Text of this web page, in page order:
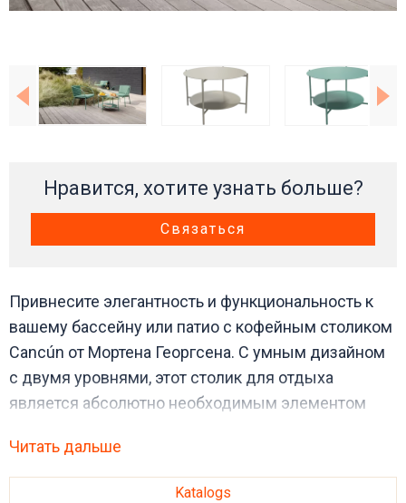
Нравится, хотите узнать больше?
Связаться
Привнесите элегантность и функциональность к
вашему бассейну или патио с кофейным столиком
Cancún от Мортена Георгсена. С умным дизайном
с двумя уровнями, этот столик для отдыха
является абсолютно необходимым элементом
Читать дальше
Katalogs